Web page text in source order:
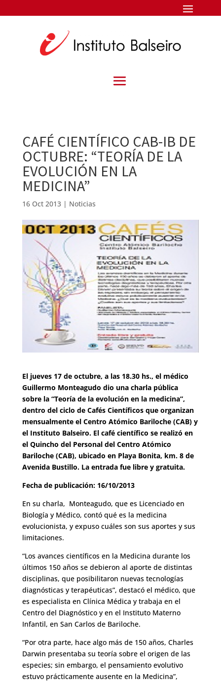
CAFÉ CIENTÍFICO CAB-IB DE
OCTUBRE: “TEORÍA DE LA
EVOLUCIÓN EN LA
MEDICINA”
16 Oct 2013| Noticias
El jueves 17 de octubre, a las 18.30 hs., el médico
Guillermo Monteagudo dio una charla pública
sobre la “Teoría de la evolución en la medicina”,
dentro del ciclo de Cafés Científicos que organizan
mensualmente el Centro Atómico Bariloche (CAB) y
el Instituto Balseiro. El café científico se realizó en
el Quincho del Personal del Centro Atómico
Bariloche (CAB), ubicado en Playa Bonita, km. 8 de
Avenida Bustillo. La entrada fue libre y gratuita.
Fecha de publicación: 16/10/2013
En su charla, Monteagudo, que es Licenciado en
Biología y Médico, contó qué es la medicina
evolucionista, y expuso cuáles son sus aportes y sus
limitaciones.
“Los avances científicos en la Medicina durante los
últimos 150 años se debieron al aporte de distintas
disciplinas, que posibilitaron nuevas tecnologías
diagnósticas y terapéuticas”, destacó el médico, que
es especialista en Clínica Médica y trabaja en el
Centro del Diagnóstico y en el Instituto Materno
Infantil, en San Carlos de Bariloche.
“Por otra parte, hace algo más de 150 años, Charles
Darwin presentaba su teoría sobre el origen de las
especies; sin embargo, el pensamiento evolutivo
estuvo prácticamente ausente en la Medicina”,